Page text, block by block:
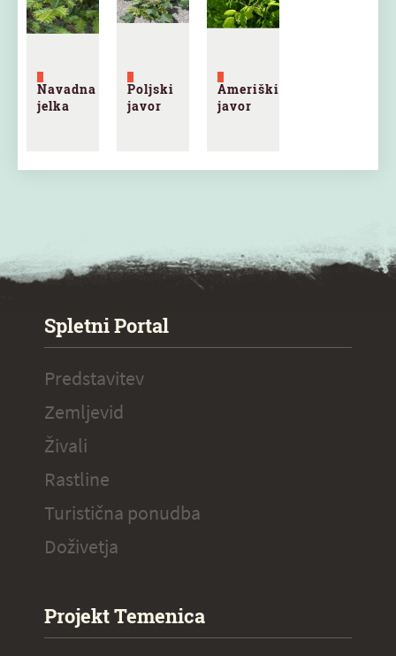
Navadna
jelka
Poljski
javor
Ameriški
javor
Spletni Portal
Predstavitev
Zemljevid
Živali
Rastline
Turistična ponudba
Doživetja
Projekt Temenica